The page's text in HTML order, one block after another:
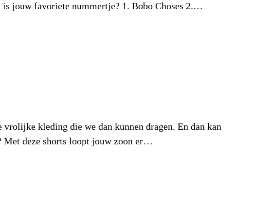
jouw favoriete nummertje? 1. Bobo Choses 2.…
kleding die we dan kunnen dragen. En dan kan
Met deze shorts loopt jouw zoon er…